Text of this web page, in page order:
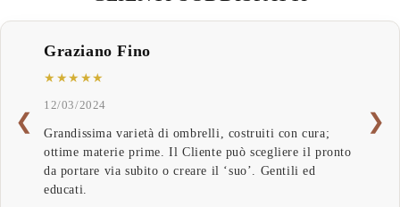
Graziano Fino
★★★★★
12/03/2024
Grandissima varietà di ombrelli, costruiti con cura;
ottime materie prime. Il Cliente può scegliere il pronto
da portare via subito o creare il ‘suo’. Gentili ed
educati.
❮ ❯